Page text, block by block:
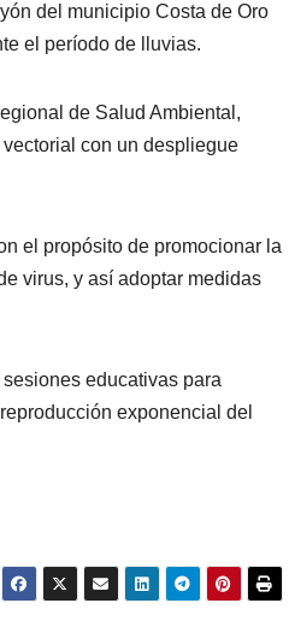
del municipio Costa de Oro
el período de lluvias.
de Salud Ambiental,
con un despliegue
el propósito de promocionar la
virus, y así adoptar medidas
educativas para
exponencial del